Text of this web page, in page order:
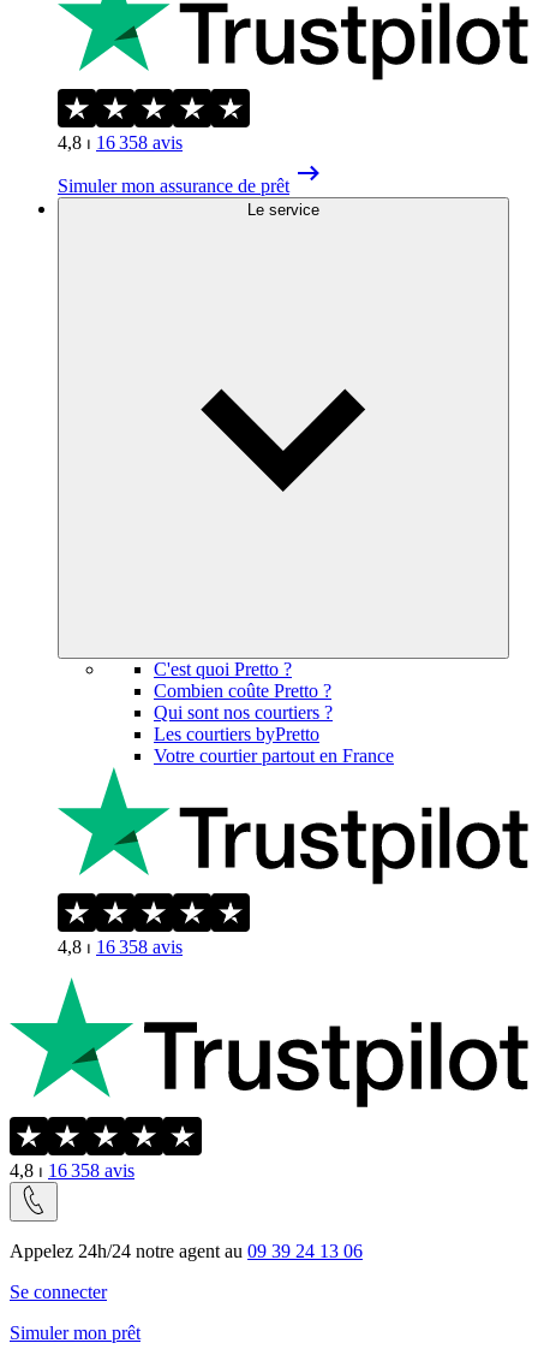
4,8 ⏐ 16 358 avis
Simuler mon assurance de prêt
Le service
C'est quoi Pretto ?
Combien coûte Pretto ?
Qui sont nos courtiers ?
Les courtiers byPretto
Votre courtier partout en France
4,8 ⏐ 16 358 avis
4,8 ⏐ 16 358 avis
Appelez 24h/24 notre agent au 09 39 24 13 06
Se connecter
Simuler mon prêt